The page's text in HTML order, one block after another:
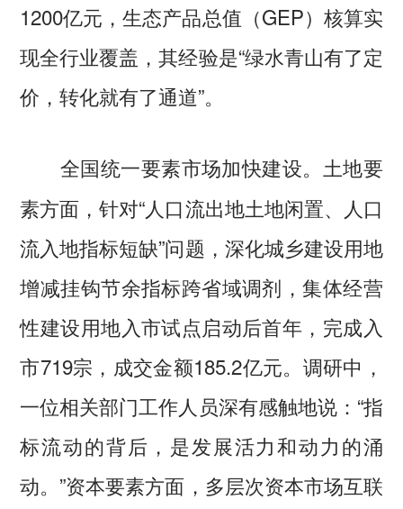
1200亿元，生态产品总值（GEP）核算实
现全行业覆盖，其经验是“绿水青山有了定
价，转化就有了通道”。
全国统一要素市场加快建设。 土地要
素方面，针对“人口流出地土地闲置、人口
流入地指标短缺”问题，深化城乡建设用地
增减挂钩节余指标跨省域调剂，集体经营
性建设用地入市试点启动后首年，完成入
市719宗，成交金额185.2亿元。调研中，
一位相关部门工作人员深有感触地说：“指
标流动的背后，是发展活力和动力的涌
动。”资本要素方面，多层次资本市场互联